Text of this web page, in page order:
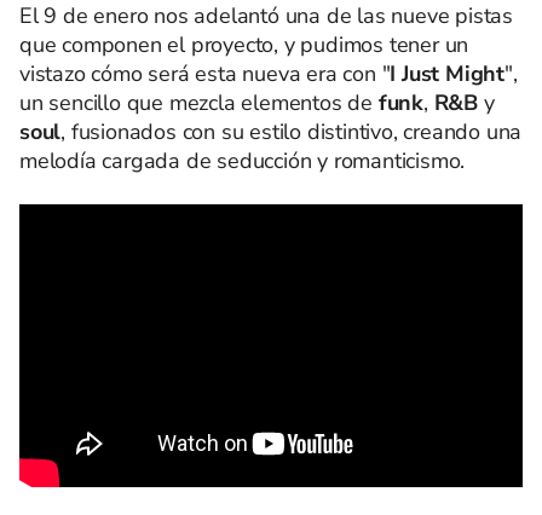
El 9 de enero nos adelantó una de las nueve pistas
que componen el proyecto, y pudimos tener un
vistazo cómo será esta nueva era con "I Just Might",
un sencillo que mezcla elementos de funk, R&B y
soul, fusionados con su estilo distintivo, creando una
melodía cargada de seducción y romanticismo.